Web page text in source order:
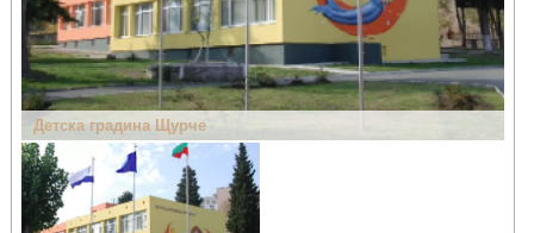
Детска градина Щурче